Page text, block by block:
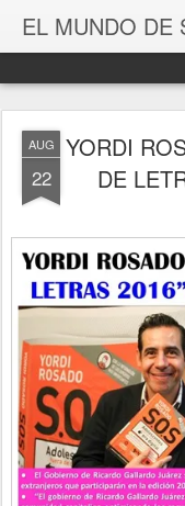
EL MUNDO DE
AUG
22
YORDI
DE